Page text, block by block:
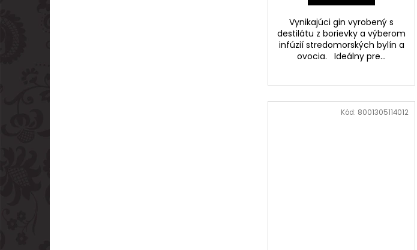
Vynikajúci gin vyrobený s
destilátu z borievky a výberom
infúzií stredomorských bylín a
ovocia. Ideálny pre...
Kód: 8001305114012